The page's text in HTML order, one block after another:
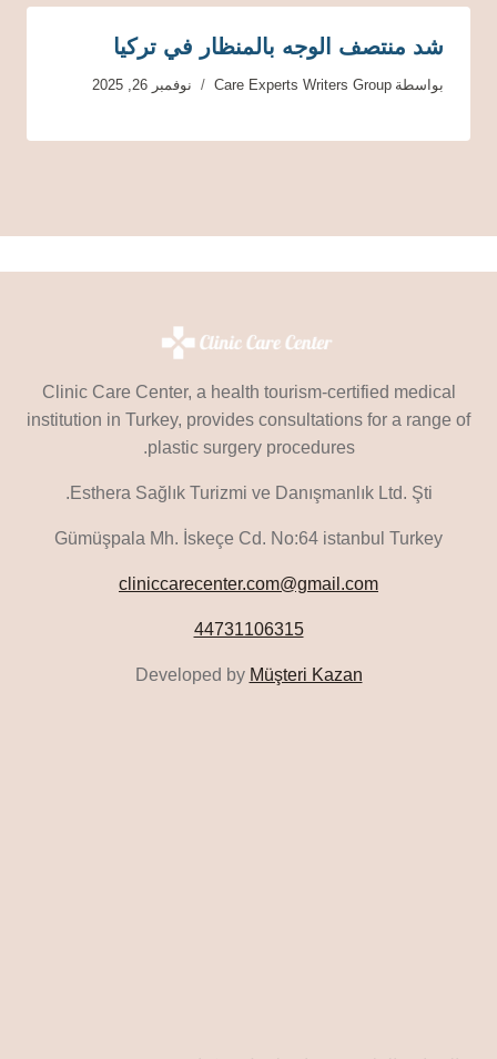
شد منتصف الوجه بالمنظار في تركيا
بواسطة Care Experts Writers Group نوفمبر 26, 2025
Clinic Care Center, a health tourism-certified medical
institution in Turkey, provides consultations for a range of
plastic surgery procedures.
Esthera Sağlık Turizmi ve Danışmanlık Ltd. Şti.
Gümüşpala Mh. İskeçe Cd. No:64 istanbul Turkey
cliniccarecenter.com@gmail.com
44731106315
Developed by Müşteri Kazan